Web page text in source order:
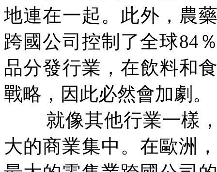
地連在一起。此外，農
跨國公司控制了全球84
品分發行業，在飲料和
戰略，因此必然會加劇。
就像其他行業一樣
大的商業集中。在歐洲